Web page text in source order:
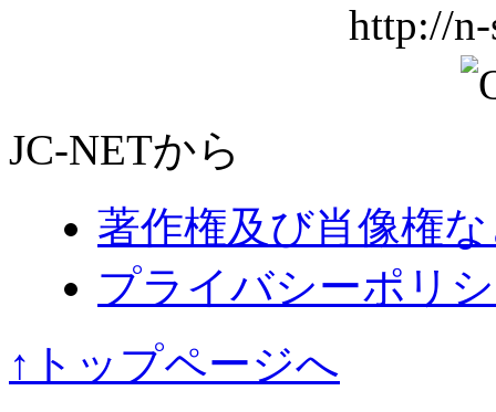
http://
JC-NETから
著作権及び肖像権
プライバシーポリ
↑トップページへ